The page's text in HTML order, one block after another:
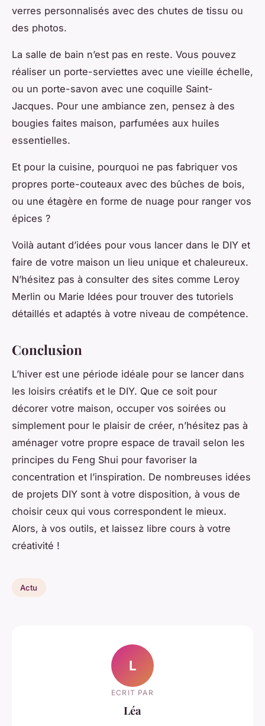
verres personnalisés avec des chutes de tissu ou
des photos.
La salle de bain n’est pas en reste. Vous pouvez
réaliser un porte-serviettes avec une vieille échelle,
ou un porte-savon avec une coquille Saint-
Jacques. Pour une ambiance zen, pensez à des
bougies faites maison, parfumées aux huiles
essentielles.
Et pour la cuisine, pourquoi ne pas fabriquer vos
propres porte-couteaux avec des bûches de bois,
ou une étagère en forme de nuage pour ranger vos
épices ?
Voilà autant d’idées pour vous lancer dans le DIY et
faire de votre maison un lieu unique et chaleureux.
N’hésitez pas à consulter des sites comme Leroy
Merlin ou Marie Idées pour trouver des tutoriels
détaillés et adaptés à votre niveau de compétence.
Conclusion
L’hiver est une période idéale pour se lancer dans
les loisirs créatifs et le DIY. Que ce soit pour
décorer votre maison, occuper vos soirées ou
simplement pour le plaisir de créer, n’hésitez pas à
aménager votre propre espace de travail selon les
principes du Feng Shui pour favoriser la
concentration et l’inspiration. De nombreuses idées
de projets DIY sont à votre disposition, à vous de
choisir ceux qui vous correspondent le mieux.
Alors, à vos outils, et laissez libre cours à votre
créativité !
Actu
L
ECRIT PAR
Léa